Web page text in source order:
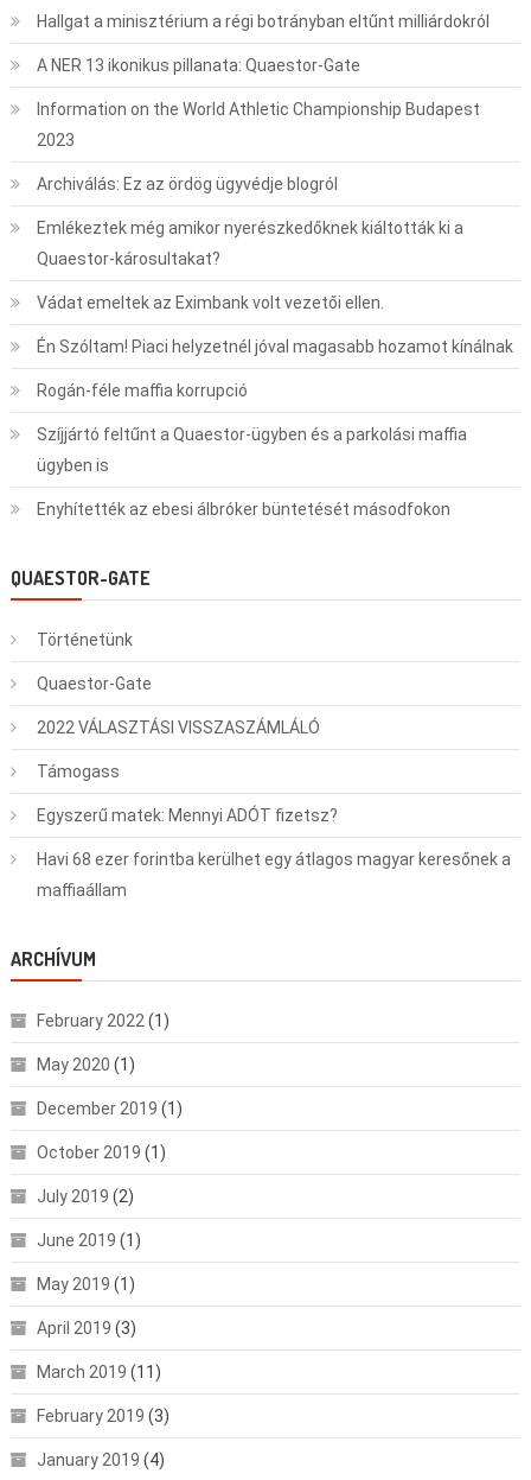
Hallgat a minisztérium a régi botrányban eltűnt milliárdokról
A NER 13 ikonikus pillanata: Quaestor-Gate
Information on the World Athletic Championship Budapest
2023
Archiválás: Ez az ördög ügyvédje blogról
Emlékeztek még amikor nyerészkedőknek kiáltották ki a
Quaestor-károsultakat?
Vádat emeltek az Eximbank volt vezetői ellen.
Én Szóltam! Piaci helyzetnél jóval magasabb hozamot kínálnak
Rogán-féle maffia korrupció
Szíjjártó feltűnt a Quaestor-ügyben és a parkolási maffia
ügyben is
Enyhítették az ebesi álbróker büntetését másodfokon
QUAESTOR-GATE
Történetünk
Quaestor-Gate
2022 VÁLASZTÁSI VISSZASZÁMLÁLÓ
Támogass
Egyszerű matek: Mennyi ADÓT fizetsz?
Havi 68 ezer forintba kerülhet egy átlagos magyar keresőnek a
maffiaállam
ARCHÍVUM
February 2022(1)
May 2020 (1)
December 2019 (1)
October 2019 (1)
July 2019 (2)
June 2019 (1)
May 2019 (1)
April 2019 (3)
March 2019 (11)
February 2019 (3)
January 2019 (4)